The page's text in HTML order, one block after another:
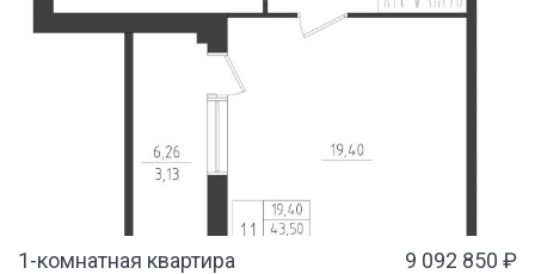
1-комнатная квартира 9 092 850 ₽